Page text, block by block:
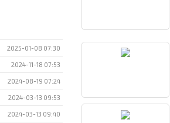
2025-01-08 07:30
2024-11-18 07:53
2024-08-19 07:24
2024-03-13 09:53
2024-03-13 09:40